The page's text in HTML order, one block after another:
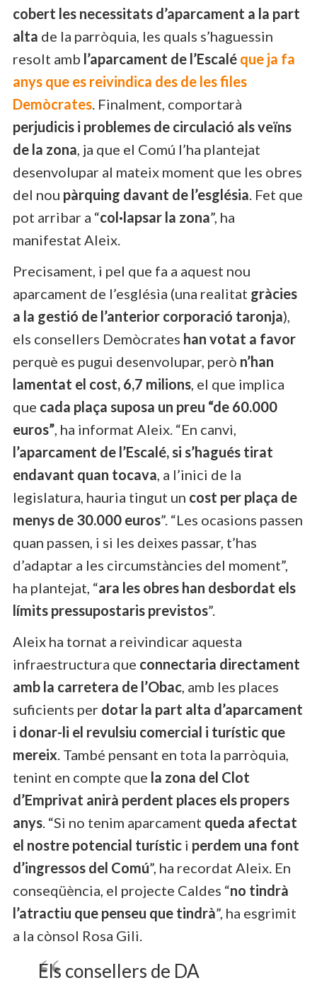
cobert les necessitats d’aparcament a la part
alta de la parròquia, les quals s’haguessin
resolt amb l’aparcament de l’Escalé que ja fa
anys que es reivindica des de les files
Demòcrates. Finalment, comportarà
perjudicis i problemes de circulació als veïns
de la zona, ja que el Comú l’ha plantejat
desenvolupar al mateix moment que les obres
del nou pàrquing davant de l’església. Fet que
pot arribar a “col·lapsar la zona”, ha
manifestat Aleix.
Precisament, i pel que fa a aquest nou
aparcament de l’església (una realitat gràcies
a la gestió de l’anterior corporació taronja),
els consellers Demòcrates han votat a favor
perquè es pugui desenvolupar, però n’han
lamentat el cost, 6,7 milions, el que implica
que cada plaça suposa un preu “de 60.000
euros”, ha informat Aleix. “En canvi,
l’aparcament de l’Escalé, si s’hagués tirat
endavant quan tocava, a l’inici de la
legislatura, hauria tingut un cost per plaça de
menys de 30.000 euros”. “Les ocasions passen
quan passen, i si les deixes passar, t’has
d’adaptar a les circumstàncies del moment”,
ha plantejat, “ara les obres han desbordat els
límits pressupostaris previstos”.
Aleix ha tornat a reivindicar aquesta
infraestructura que connectaria directament
amb la carretera de l’Obac, amb les places
suficients per dotar la part alta d’aparcament
i donar-li el revulsiu comercial i turístic que
mereix. També pensant en tota la parròquia,
tenint en compte que la zona del Clot
d’Emprivat anirà perdent places els propers
anys. “Si no tenim aparcament queda afectat
el nostre potencial turístic i perdem una font
d’ingressos del Comú”, ha recordat Aleix. En
conseqüència, el projecte Caldes “no tindrà
l’atractiu que penseu que tindrà”, ha esgrimit
a la cònsol Rosa Gili.
Els consellers de DA